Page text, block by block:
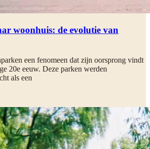
woonhuis: de evolutie van
een fenomeen dat zijn oorsprong vindt
20e eeuw. Deze parken werden
als een